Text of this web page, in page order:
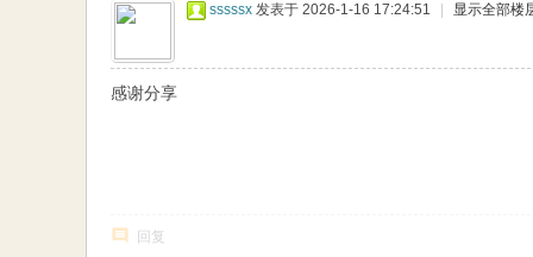
sssssx 发表于 2026-1-16 17:24:51 显示全部楼
感谢分享
回复